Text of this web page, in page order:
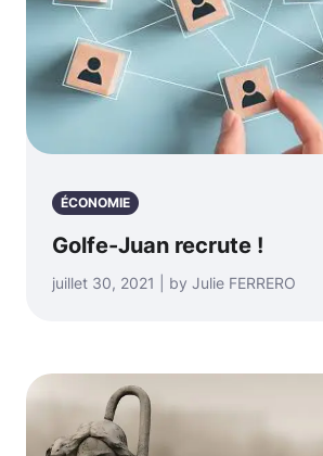
ÉCONOMIE
Golfe-Juan recrute !
juillet 30, 2021 | by Julie FERRERO